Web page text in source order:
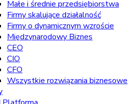
Małe i średnie przedsiębiorstwa
Firmy skalujące działalność
Firmy o dynamicznym wzroście
Międzynarodowy Biznes
CEO
CIO
CFO
Wszystkie rozwiązania biznesowe